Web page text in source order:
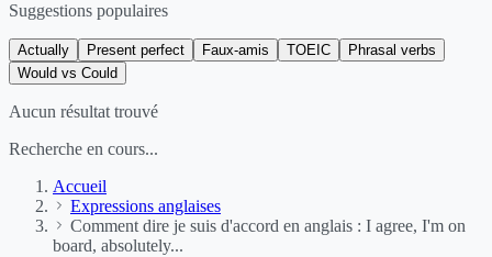
Suggestions populaires
Actually Present perfect Faux-amis TOEIC
Phrasal verbs
Would vs Could
Aucun résultat trouvé
Recherche en cours...
Accueil
Expressions anglaises
Comment dire je suis d'accord en anglais : I agree, I'm on
board, absolutely...